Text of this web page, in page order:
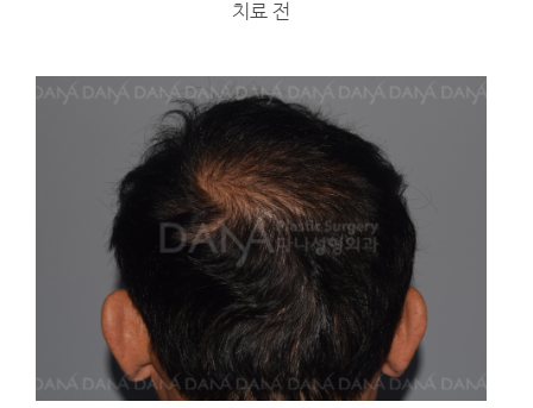
치료 전